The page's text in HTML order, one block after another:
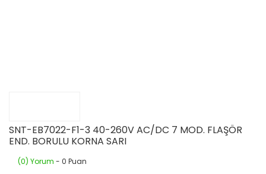
SNT-EB7022-F1-3 40-260V AC/DC 7 MOD. FLAŞÖR
END. BORULU KORNA SARI
(0) Yorum - 0 Puan